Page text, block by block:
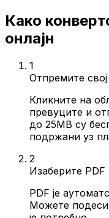
Како
онлајн
1
Отпремите свој
Кликните на
превуците и
до 25MB су
подржани уз
2
Изаберите
PDF је
Можете